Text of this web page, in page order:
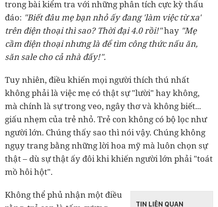
trong bài kiểm tra với những phân tích cực kỳ thấu
đáo: "Biết đâu mẹ bạn nhỏ ấy đang 'làm việc từ xa'
trên điện thoại thì sao? Thời đại 4.0 rồi!"hay "Mẹ
cầm điện thoại nhưng là để tìm công thức nấu ăn,
săn sale cho cả nhà đấy!".
Tuy nhiên, điều khiến mọi người thích thú nhất
không phải là việc mẹ có thật sự "lười" hay không,
mà chính là sự trong veo, ngây thơ và không biết...
giấu nhẹm của trẻ nhỏ. Trẻ con không có bộ lọc như
người lớn. Chúng thấy sao thì nói vậy. Chúng không
ngụy trang bằng những lời hoa mỹ mà luôn chọn sự
thật – dù sự thật ấy đôi khi khiến người lớn phải "toát
mồ hôi hột".
TIN LIÊN QUAN
Không thể phủ nhận một điều